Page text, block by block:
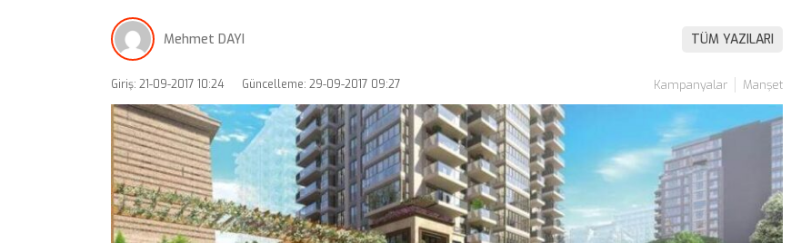
Mehmet DAYI TÜM YAZILARI
Giriş: 21-09-2017 10:24 Güncelleme: 29-09-2017 09:27 Kampanyalar Manşet